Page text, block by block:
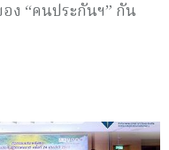
ง “คนประกันฯ” กัน